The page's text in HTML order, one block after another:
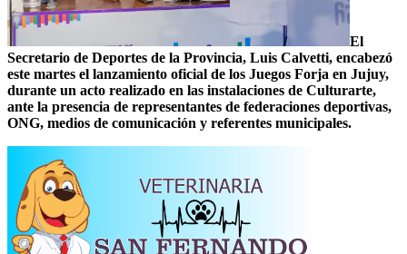
El
Secretario de Deportes de la Provincia, Luis Calvetti, encabezó
este martes el lanzamiento oficial de los Juegos Forja en Jujuy,
durante un acto realizado en las instalaciones de Culturarte,
ante la presencia de representantes de federaciones deportivas,
ONG, medios de comunicación y referentes municipales.